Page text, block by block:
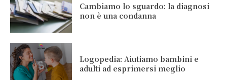
Cambiamo lo sguardo: la diagnosi
non è una condanna
Logopedia: Aiutiamo bambini e
adulti ad esprimersi meglio